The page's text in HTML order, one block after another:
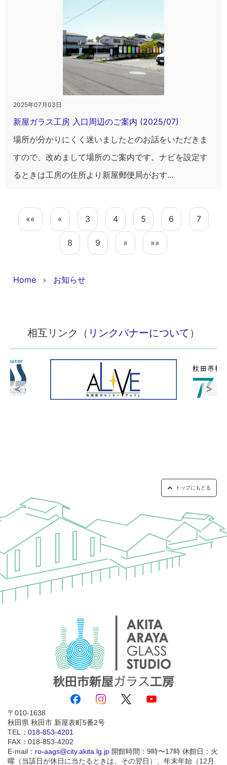
2025年07月03日
新屋ガラス工房 入口周辺のご案内 (2025/07)
場所が分かりにくく迷いましたとのお話をいただきま
すので、改めまして場所のご案内です。ナビを設定す
るときは工房の住所より新屋郵便局がおす...
«« « 3 4 5 6 7
8 9 » »»
Home お知らせ
相互リンク（ リンクバナーについて ）
トップにもどる
010-1638
秋田県 秋田市 新屋表町5番2号
TEL： 018-853-4201
FAX：018-853-4202
E-mail： ro-aags@city.akita.lg.jp 開館時間：9時〜17時 休館日：火
曜（当該日が休日に当たるときは、その翌日）、年末年始（12月